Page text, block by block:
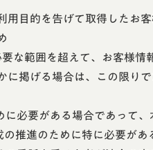
目的を告げて取得したお
な範囲を超えて、お客様
掲げる場合は、この限りで
必要がある場合であって
推進のために特に必要が